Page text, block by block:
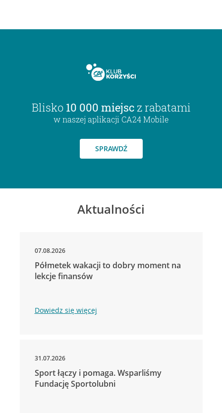
Blisko 10 000 miejsc z rabatami
w naszej aplikacji CA24 Mobile
SPRAWDŹ
Aktualności
07.08.2026
Półmetek wakacji to dobry moment na
lekcje finansów
Dowiedz się więcej
31.07.2026
Sport łączy i pomaga. Wsparliśmy
Fundację Sportolubni